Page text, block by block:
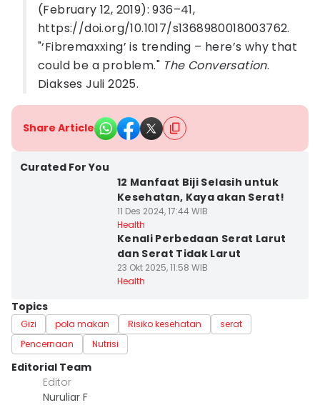
(February 12, 2019): 936–41,
https://doi.org/10.1017/s1368980018003762.
"‘Fibremaxxing’ is trending – here’s why that
could be a problem." The Conversation.
Diakses Juli 2025.
Share Article
Curated For You
12 Manfaat Biji Selasih untuk
Kesehatan, Kaya akan Serat!
11 Des 2024, 17:44 WIB
Health
Kenali Perbedaan Serat Larut
dan Serat Tidak Larut
23 Okt 2025, 11:58 WIB
Health
Topics
Gizi pola makan Risiko kesehatan
serat
Pencernaan
Nutrisi
Editorial Team
Editor
Nuruliar F